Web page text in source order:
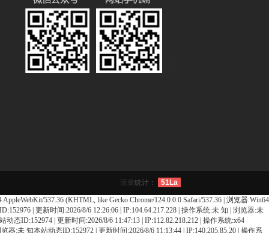
流量 统计： 51La
537.36 (KHTML, like Gecko Chrome/124.0.0.0 Safari/537.36 | 浏览器:Win64
| 更新时间:2026/8/6 12:26:06 | IP:104.64.217.228 | 操作系统:未 知 | 浏览器:未
态ID:152974 | 更新时间:2026/8/6 11:47:13 | IP:112.82.218.212 | 操作系统:x64
器:未 知本站动态ID:152972 | 更新时间:2026/8/6 11:13:44 | IP:140.205.85.20 | 操作系